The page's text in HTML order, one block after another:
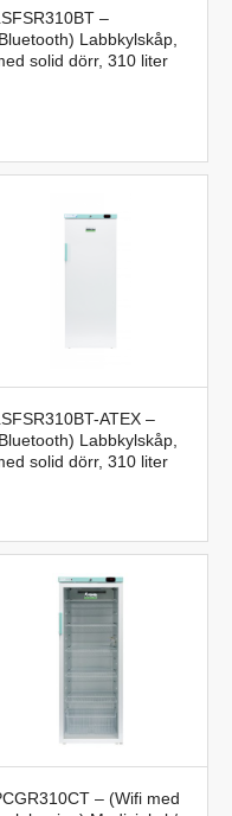
–
Labbkylskåp,
solid dörr, 310 liter
ATEX –
Labbkylskåp,
solid dörr, 310 liter
– (Wifi med